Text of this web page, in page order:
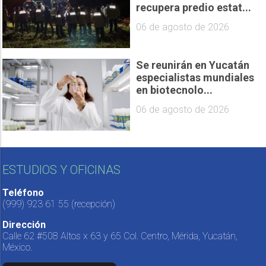
recupera predio estat...
06 de agosto de 2026
Se reunirán en Yucatán
especialistas mundiales
en biotecnolo...
06 de agosto de 2026
ESTUDIOS Y OFICINAS
Teléfono
(999) 923 61 55 (recepción)
Dirección
Calle 62 #508 Altos x 63 y 65 Col. Centro, Mérida, Yucatán,
México.